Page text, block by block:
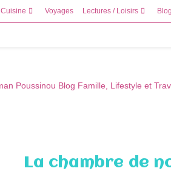
Cuisine Voyages Lectures / Loisirs
La chambre de